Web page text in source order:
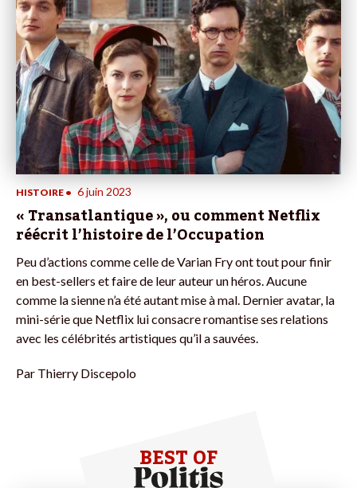
HISTOIRE • 6 juin 2023
« Transatlantique », ou comment Netflix
réécrit l’histoire de l’Occupation
Peu d’actions comme celle de Varian Fry ont tout pour finir
en best-sellers et faire de leur auteur un héros. Aucune
comme la sienne n’a été autant mise à mal. Dernier avatar, la
mini-série que Netflix lui consacre romantise ses relations
avec les célébrités artistiques qu’il a sauvées.
Par Thierry Discepolo
BEST OF